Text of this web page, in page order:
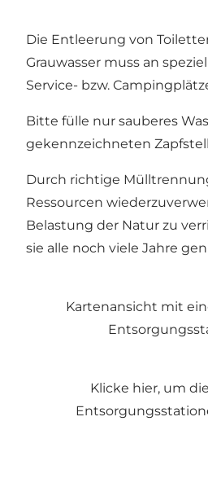
Die Entleerung von
Grauwasser muss an
Service- bzw.
Bitte fülle nur sauberes
gekennzeichneten
Durch richtige
Ressourcen
Belastung der Natur zu
sie alle noch viele Jahre
Kartenansicht mit
Klicke hier, um